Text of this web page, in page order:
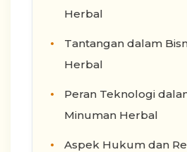
Herbal
Tantangan dalam
Herbal
Peran Teknologi
Minuman Herbal
Aspek Hukum dan